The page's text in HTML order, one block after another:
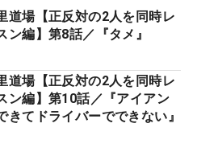
道場【正反対の2人を同時レ
ン編】第8話／『タメ』
道場【正反対の2人を同時レ
ン編】第10話／『アイアン
きてドライバーでできない』